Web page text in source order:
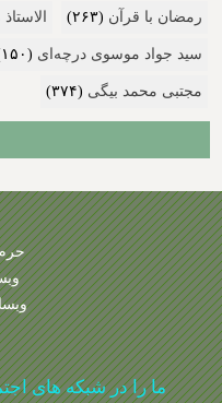
رمضان با قرآن (۲۶۳)
سید جواد موسوی درچه‌ای (۱۵۰)
مجتبی محمد بیگی (۳۷۴)
ما را در شبکه های